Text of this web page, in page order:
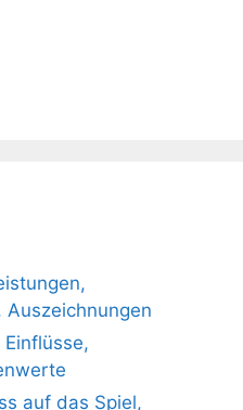
auf das Spiel,